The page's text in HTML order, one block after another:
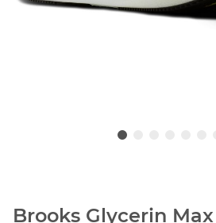
Brooks Glycerin